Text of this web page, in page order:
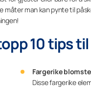
måter man kan pynte til
10 tips
Fargerike
Disse fargerike